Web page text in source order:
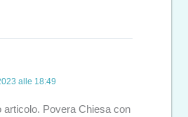
alle 18:49
articolo. Povera Chiesa con